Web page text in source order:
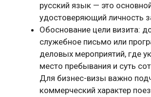
русский язык — это
удостоверяющий личность
Обоснование цели визита:
служебное письмо или
деловых мероприятий, где
место пребывания и суть
Для бизнес-визы важно
коммерческий характер